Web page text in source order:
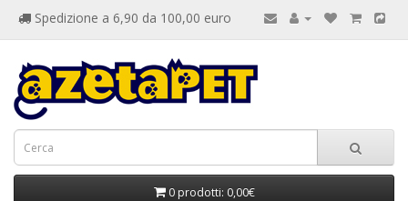
Spedizione a 6,90 da 100,00 euro
0 prodotti: 0,00€